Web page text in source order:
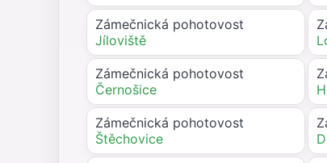
Zámečnická pohotovost
Jíloviště
Zámečnická pohotovost
Černošice
Zámečnická pohotovost
Štěchovice